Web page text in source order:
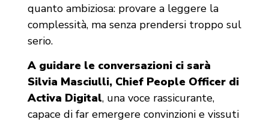
quanto ambiziosa: provare a leggere la
complessità, ma senza prendersi troppo sul
serio.
A guidare le conversazioni ci sarà
Silvia Masciulli, Chief People Officer di
Activa Digital, una voce rassicurante,
capace di far emergere convinzioni e vissuti